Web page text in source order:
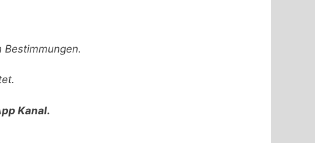
Kanal.